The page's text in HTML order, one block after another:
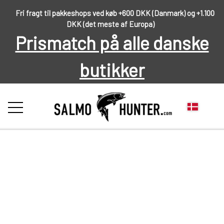
Fri fragt til pakkeshops ved køb +600 DKK (Danmark) og +1.100
DKK (det meste af Europa)
Prismatch på alle danske
butikker